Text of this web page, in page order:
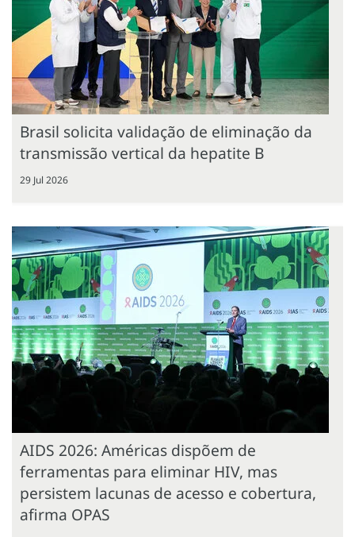
Brasil solicita validação de eliminação da
transmissão vertical da hepatite B
29 Jul 2026
AIDS 2026: Américas dispõem de
ferramentas para eliminar HIV, mas
persistem lacunas de acesso e cobertura,
afirma OPAS